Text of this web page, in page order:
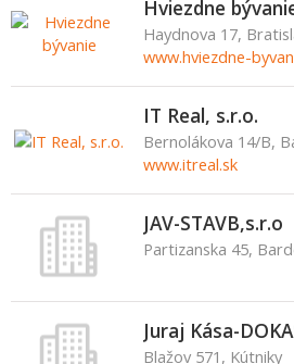
Hviezdne
Haydnova 17,
www.hviezdne-
IT Real, s.r.o.
Bernolákova 14/B,
www.itreal.sk
JAV-STAVB,s.r.o
Partizanska 45,
Juraj Kása-
Blažov 571, Kútniky